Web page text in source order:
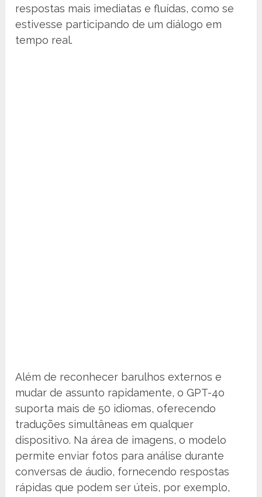
respostas mais imediatas e fluídas, como se
estivesse participando de um diálogo em
tempo real.
Além de reconhecer barulhos externos e
mudar de assunto rapidamente, o GPT-4o
suporta mais de 50 idiomas, oferecendo
traduções simultâneas em qualquer
dispositivo. Na área de imagens, o modelo
permite enviar fotos para análise durante
conversas de áudio, fornecendo respostas
rápidas que podem ser úteis, por exemplo,